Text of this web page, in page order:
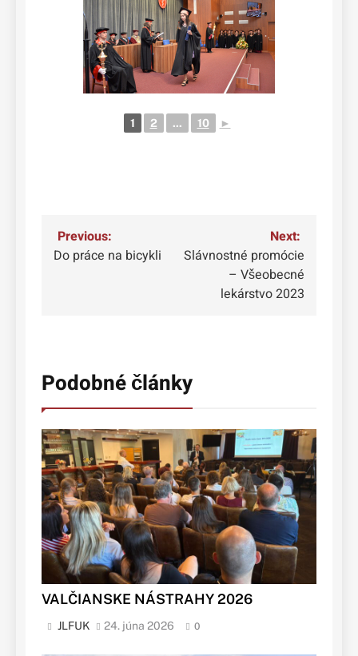
1 2 ... 10 ►
Navigácia
v
Previous:
Do práce na bicykli
Next:
Slávnostné promócie
– Všeobecné
lekárstvo 2023
Podobné články
VALČIANSKE NÁSTRAHY 2026
JLFUK 24. júna 2026 0